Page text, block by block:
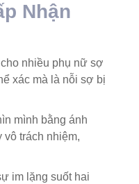
Nhận
nhiều phụ nữ sợ
xác mà là nỗi sợ bị
mình bằng ánh
vô trách nhiệm,
im lặng suốt hai